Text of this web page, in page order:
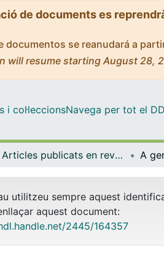
de documents es
documentos se reanudará a
will resume starting August 28,
i col·leccionsNavega per tot el DD
Articles publicats en revistes (Farmacologia, Toxicologia i Química Terapèutica)
utilitzeu sempre aquest
aquest document:
2445/164357